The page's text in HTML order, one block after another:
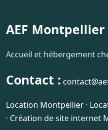
AEF Montpellier
Accueil et hébergement
Contact :
Location Montpellier ·
· Création de site internet